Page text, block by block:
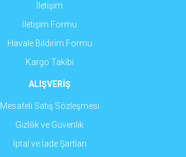
İletişim
İletişim Formu
Havale Bildirim Formu
Kargo Takibi
ALIŞVERİŞ
Mesafeli Satış Sözleşmesi
Gizlilik ve Güvenlik
İptal ve İade Şartları